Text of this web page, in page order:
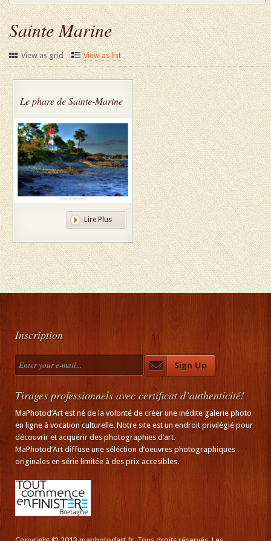
Sainte Marine
View as grid View as list
Le phare de Sainte-Marine
Lire Plus
Inscription
Tirages professionnels avec certificat d’authenticité!
MaPhotod’Art est né de la volonté de créer une inédite galerie photo
en ligne à vocation culturelle. Notre site est un endroit privilégié pour
découvrir et acquérir des photographies d’art.
MaPhotod’Art diffuse une séléction d’oeuvres photographiques
originales en série limitée à des prix accesibles.